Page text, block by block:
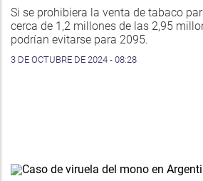
Si se prohibiera la venta de tabaco
cerca de 1,2 millones de las 2,95
podrían evitarse para 2095.
3 DE OCTUBRE DE 2024 - 08:28